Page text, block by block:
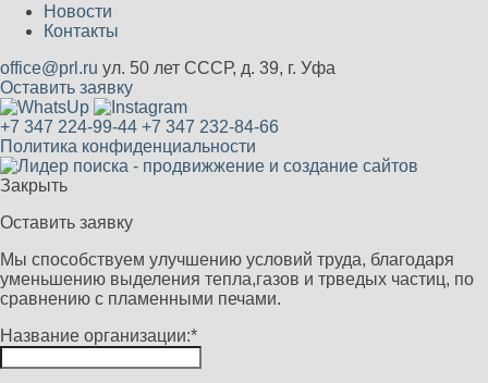
Новости
Контакты
office@prl.ru ул. 50 лет СССР, д. 39, г. Уфа
Оставить заявку
+7 347 224-99-44 +7 347 232-84-66
Политика конфиденциальности
Закрыть
Оставить заявку
Мы способствуем улучшению условий труда, благодаря
уменьшению выделения тепла,газов и трведых частиц, по
сравнению с пламенными печами.
Название организации:*